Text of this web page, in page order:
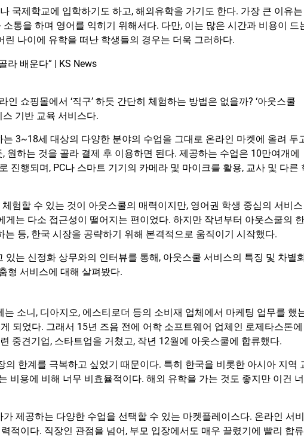
국제학교에 입학하기도 하고, 해외유학을 가기도 한다. 가장 큰 이유는
통을 하며 영어를 익히기 위해서다. 다만, 이는 많은 시간과 비용이 드
나이에 유학을 떠난 학생들의 경우는 더욱 그러하다.
쇼핑몰에서 ‘직구’ 하듯 간단히 체험하는 방법은 없을까? ‘아웃스쿨
스 기반 교육 서비스다.
3~18세 대상의 다양한 분야의 수업을 그대로 온라인 마켓에 올려 두
원하는 것을 골라 결제 후 이용하면 된다. 제공하는 수업은 10만여개에
진행되며, PC나 스마트 기기의 카메라 및 마이크를 활용, 교사 및 다른
험할 수 있는 것이 아웃스쿨의 매력이지만, 영어권 학생 중심의 서비스
는 다소 접근성이 떨어지는 편이었다. 하지만 작년부터 아웃스쿨의 한
등, 한국 시장을 공략하기 위해 본격적으로 움직이기 시작했다.
는 신정화 상무와의 인터뷰를 통해, 아웃스쿨 서비스의 특징 및 차별
형 서비스에 대해 살펴봤다.
소니, 디아지오, 에스티로더 등의 소비재 업체에서 마케팅 업무를 했
되었다. 그래서 15년 즈음 전에 어학 소프트웨어 업체인 로제타스톤에
중견기업, 스타트업을 거쳤고, 작년 12월에 아웃스쿨에 합류했다.
한계를 극복하고 싶었기 때문이다. 특히 한국을 비롯한 아시아 지역
비용에 비해 너무 비효율적이다. 해외 유학을 가는 것도 좋지만 이건 너
제공하는 다양한 수업을 선택할 수 있는 마켓플레이스다. 온라인 서비
적이다. 직장인 관점을 넘어, 부모 입장에서도 매우 끌렸기에 빨리 합류